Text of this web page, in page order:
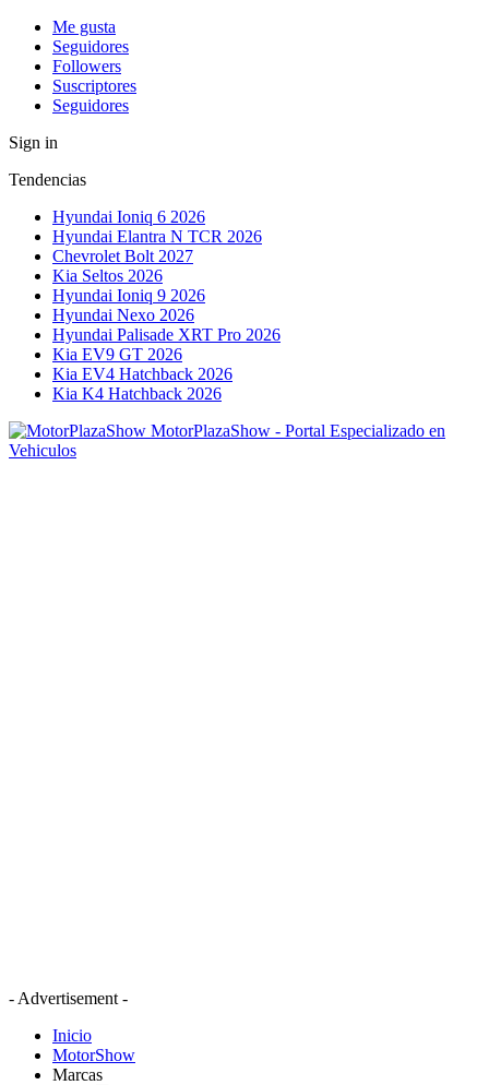
Me gusta
Seguidores
Followers
Suscriptores
Seguidores
Sign in
Tendencias
Hyundai Ioniq 6 2026
Hyundai Elantra N TCR 2026
Chevrolet Bolt 2027
Kia Seltos 2026
Hyundai Ioniq 9 2026
Hyundai Nexo 2026
Hyundai Palisade XRT Pro 2026
Kia EV9 GT 2026
Kia EV4 Hatchback 2026
Kia K4 Hatchback 2026
MotorPlazaShow - Portal Especializado en
Vehiculos
- Advertisement -
Inicio
MotorShow
Marcas